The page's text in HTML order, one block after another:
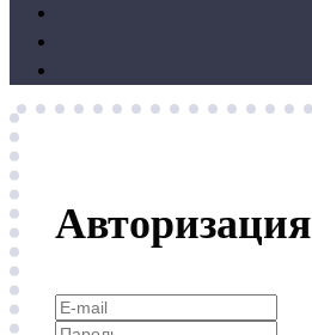
Авторизация